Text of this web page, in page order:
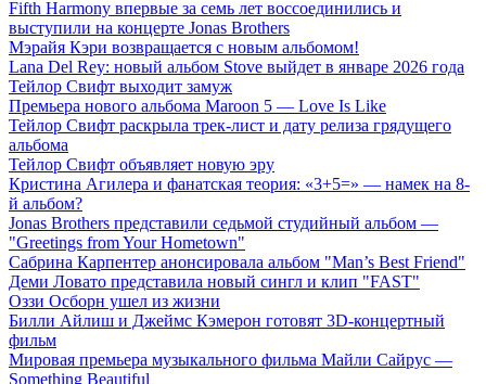
Fifth Harmony впервые за семь лет воссоединились и
выступили на концерте Jonas Brothers
Мэрайя Кэри возвращается с новым альбомом!
Lana Del Rey: новый альбом Stove выйдет в январе 2026 года
Тейлор Свифт выходит замуж
Премьера нового альбома Maroon 5 — Love Is Like
Тейлор Свифт раскрыла трек-лист и дату релиза грядущего
альбома
Тейлор Свифт объявляет новую эру
Кристина Агилера и фанатская теория: «3+5=» — намек на 8-
й альбом?
Jonas Brothers представили седьмой студийный альбом —
"Greetings from Your Hometown"
Сабрина Карпентер анонсировала альбом "Man’s Best Friend"
Деми Ловато представила новый сингл и клип "FAST"
Оззи Осборн ушел из жизни
Билли Айлиш и Джеймс Кэмерон готовят 3D-концертный
фильм
Мировая премьера музыкального фильма Майли Сайрус —
Something Beautiful